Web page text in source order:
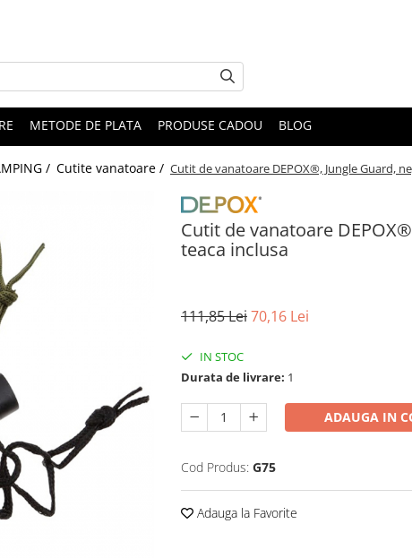
METODE DE PLATA PRODUSE CADOU BLOG
/ Cutite vanatoare / Cutit de vanatoare DEPOX®, Jungle Guard,
Cutit de vanatoare
teaca inclusa
111,85 Lei70,16 Lei
IN STOC
Durata de livrare: 1
ADAUGA IN
Cod Produs: G75
Adauga la Favorite